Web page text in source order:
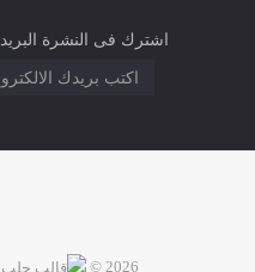
اشترك فى النشرة
2026 ©